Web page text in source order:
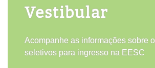
Vestibular
Acompanhe as informações sobre
seletivos para ingresso na EESC